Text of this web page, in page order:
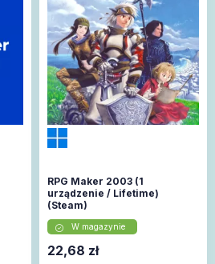
RPG Maker 2003 (1
urządzenie / Lifetime)
(Steam)
W magazynie
22,68 zł